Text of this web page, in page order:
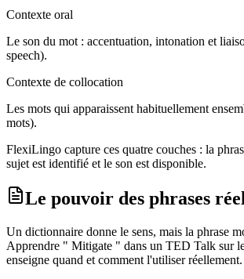
Contexte oral
Le son du mot : accentuation, intonation et
speech).
Contexte de collocation
Les mots qui apparaissent habituellement
mots).
FlexiLingo capture ces quatre couches : la
sujet est identifié et le son est disponible.
Le pouvoir des phrases
Un dictionnaire donne le sens, mais la phrase
Apprendre " Mitigate " dans un TED Talk sur
enseigne quand et comment l'utiliser réellement.